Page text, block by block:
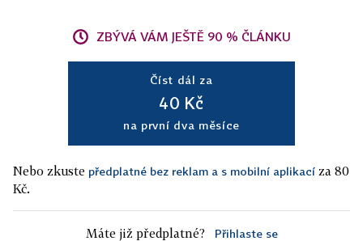
ZBÝVÁ VÁM JEŠTĚ 90 % ČLÁNKU
Číst dál za
40 Kč
na první dva měsíce
Nebo zkuste předplatné bez reklam a s mobilní aplikací za 80
Kč.
Máte již předplatné? Přihlaste se